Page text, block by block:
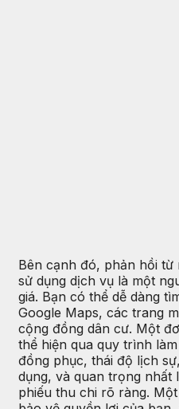
Bên cạnh đó, phản hồi
sử dụng dịch vụ là một
giá. Bạn có thể dễ dàng
Google Maps, các trang
cộng đồng dân cư. Một
thể hiện qua quy trình
đồng phục, thái độ lịch
dụng, và quan trọng
phiếu thu chi rõ ràng.